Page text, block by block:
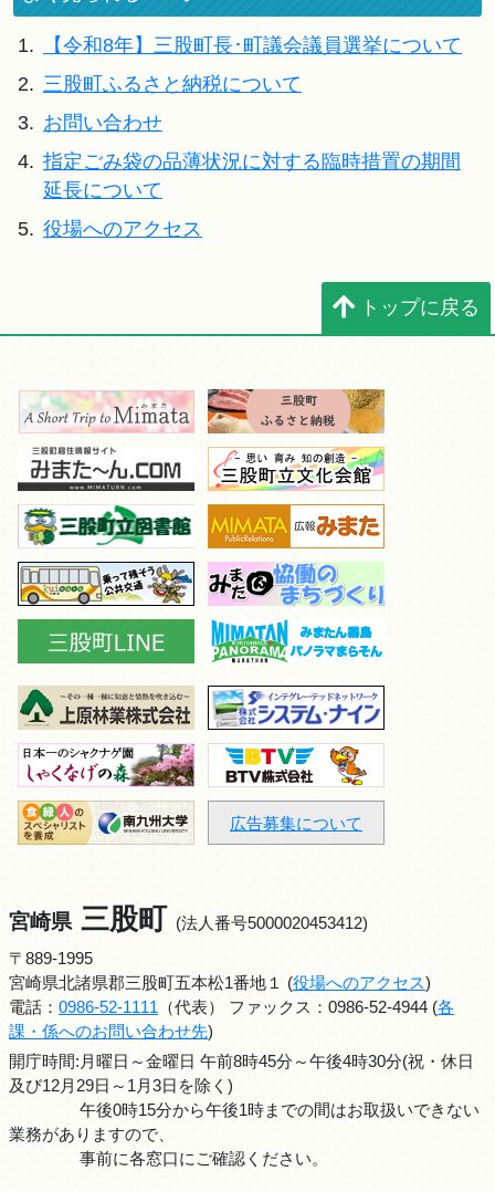
1.
【令和8年】三股町長･町議会議員選挙について
2. 三股町ふるさと納税について
3. お問い合わせ
4. 指定ごみ袋の品薄状況に対する臨時措置の期間
延長について
5. 役場へのアクセス
トップに戻る
広告募集について
宮崎県 三股町 (法人番号5000020453412)
〒889-1995
宮崎県北諸県郡三股町五本松1番地１ (役場へのアクセス)
電話： 0986-52-1111 （代表） ファックス：0986-52-4944 (各
課・係へのお問い合わせ先)
開庁時間:月曜日～金曜日 午前8時45分～午後4時30分(祝・休日
及び12月29日～1月3日を除く)
午後0時15分から午後1時までの間はお取扱いできない
業務がありますので、
事前に各窓口にご確認ください。